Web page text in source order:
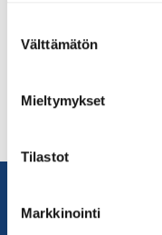
valinta
Välttämätön
Mieltymykset
Tilastot
Markkinointi
kilpailuihin, joka on
Mukana on neljä
aikaan